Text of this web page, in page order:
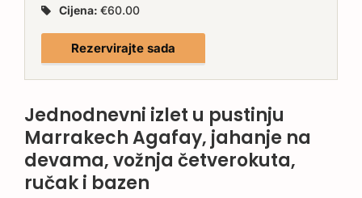
Cijena: €60.00
Rezervirajte sada
Jednodnevni izlet u pustinju
Marrakech Agafay, jahanje na
devama, vožnja četverokuta,
ručak i bazen